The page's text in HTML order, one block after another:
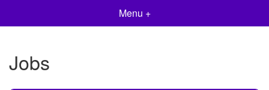
Menu +
Jobs